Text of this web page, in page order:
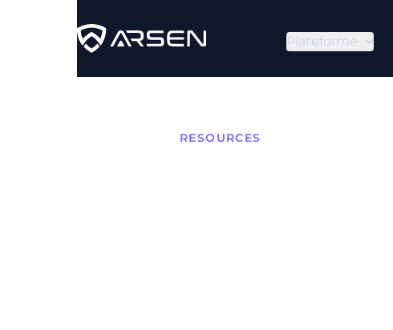
Plateforme
RESOURCES